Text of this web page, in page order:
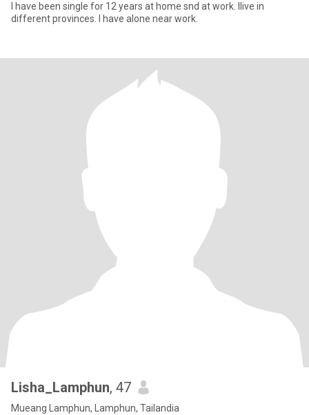
I have been single for 12 years at home snd at work. Ilive in
different provinces. I have alone near work.
Lisha_Lamphun, 47
Mueang Lamphun, Lamphun, Tailandia